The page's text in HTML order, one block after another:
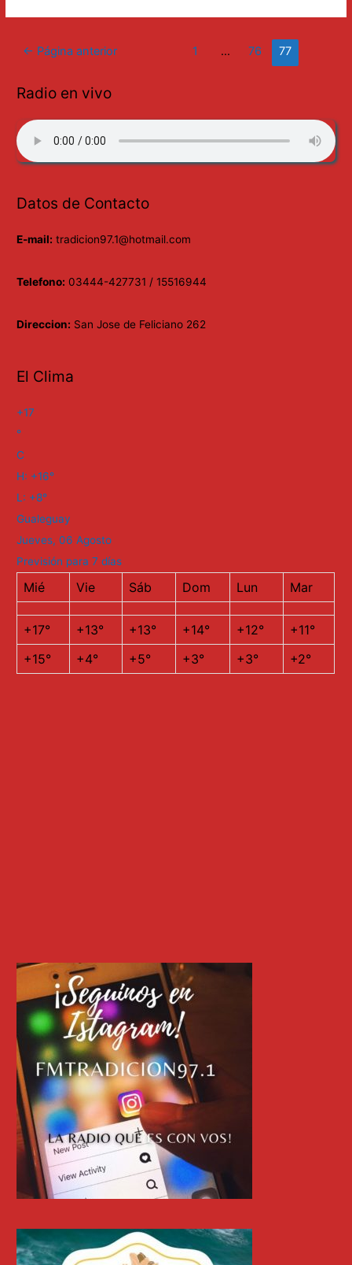
Paginación
entradas
← Página anterior 1 … 76 77
Radio en vivo
Datos de Contacto
E-mail: tradicion97.1@hotmail.com
Telefono: 03444-427731 / 15516944
Direccion: San Jose de Feliciano 262
El Clima
+17
°
C
H: +16°
L: +8°
Gualeguay
Jueves, 06 Agosto
Previsión para 7 días
Mié Vie Sáb Dom Lun Mar
+17° +13° +13° +14° +12° +11°
+15° +4° +5° +3° +3° +2°